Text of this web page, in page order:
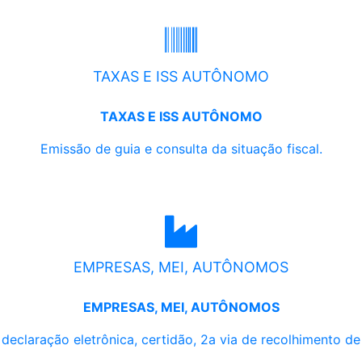
TAXAS E ISS AUTÔNOMO
TAXAS E ISS AUTÔNOMO
Emissão de guia e consulta da situação fiscal.
EMPRESAS, MEI, AUTÔNOMOS
EMPRESAS, MEI, AUTÔNOMOS
eletrônica, certidão, 2a via de recolhimento de